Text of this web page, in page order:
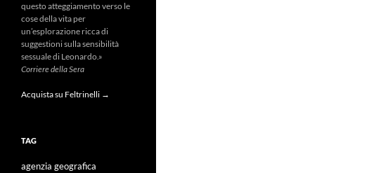
questo atteggiamento verso le
cose della vita per
un’esplorazione ricca di
suggestioni sulla sensibilità
sessuale di Leonardo.»
Corriere della Sera
Acquista su Feltrinelli →
TAG
agenzia geografica